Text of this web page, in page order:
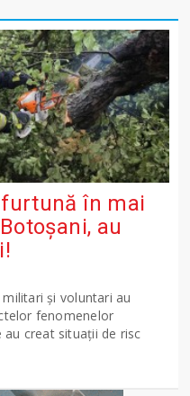
în mai
au
și voluntari au
fenomenelor
creat situații de risc